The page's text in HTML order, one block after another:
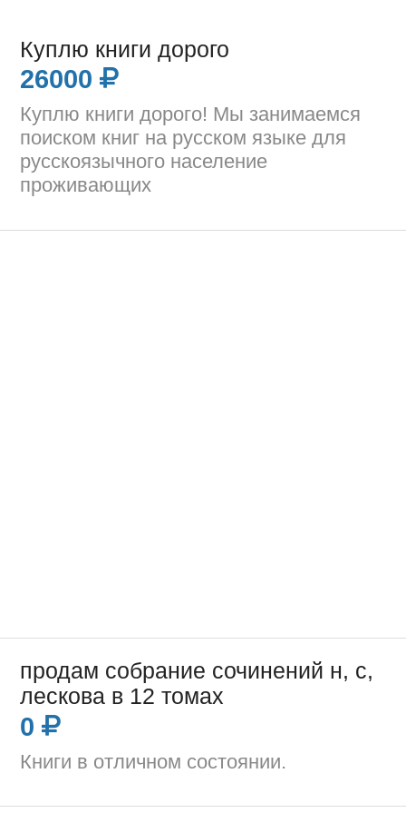
Куплю книги дорого
26000
Куплю книги дорого! Мы занимаемся
поиском книг на русском языке для
русскоязычного население
проживающих
продам собрание сочинений н, с,
лескова в 12 томах
0
Книги в отличном состоянии.